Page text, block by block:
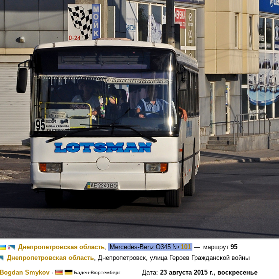
Днепропетровская область, Mercedes-Benz O345№ 101 — маршрут 95
Днепропетровская область, Днепропетровск, улица Героев Гражданской войны
Bogdan Smykov· Баден-ВюртембергДата: 23 августа 2015 г., воскресенье